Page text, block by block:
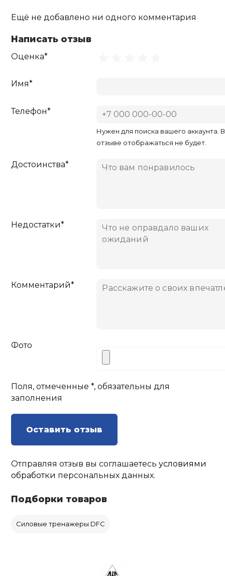
Ещё не добавлено ни одного комментария
Написать отзыв
Оценка*
Имя*
Телефон*
Нужен для поиска вашего аккаунта. В
отзыве отображаться не будет.
Достоинства*
Недостатки*
Комментарий*
Фото
Поля, отмеченные *, обязательны для
заполнения
Оставить отзыв
Отправляя отзыв вы соглашаетесьусловиями
обработки персональных данных.
Подборки товаров
Силовые тренажеры DFC